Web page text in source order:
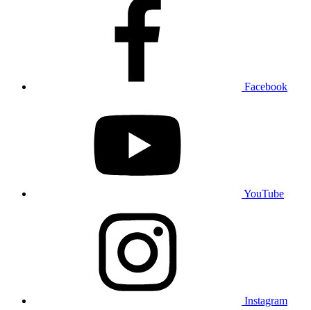
Facebook
YouTube
Instagram